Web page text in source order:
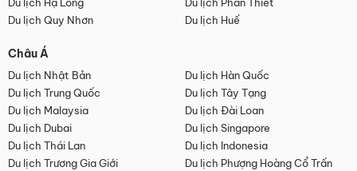
Du lịch Quy Nhơn
Du lịch Huế
Châu Á
Du lịch Nhật Bản
Du lịch Hàn Quốc
Du lịch Trung Quốc
Du lịch Tây Tạng
Du lịch Malaysia
Du lịch Đài Loan
Du lịch Dubai
Du lịch Singapore
Du lịch Thái Lan
Du lịch Indonesia
Du lịch Trương Gia Giới
Du lịch Phượng Hoàng Cổ Trấn